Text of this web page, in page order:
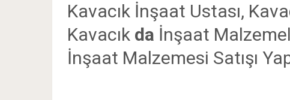
Kavacık İnşaat Ustası,
Kavacık da İnşaat
İnşaat Malzemesi Satışı